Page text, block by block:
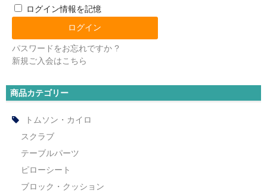
ログイン情報を記憶
パスワードをお忘れですか ?
新規ご入会はこちら
商品カテゴリー
トムソン・カイロ
スクラブ
テーブルパーツ
ピローシート
ブロック・クッション